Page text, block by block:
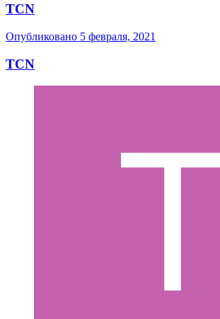
TCN
Опубликовано 5 февраля, 2021
TCN